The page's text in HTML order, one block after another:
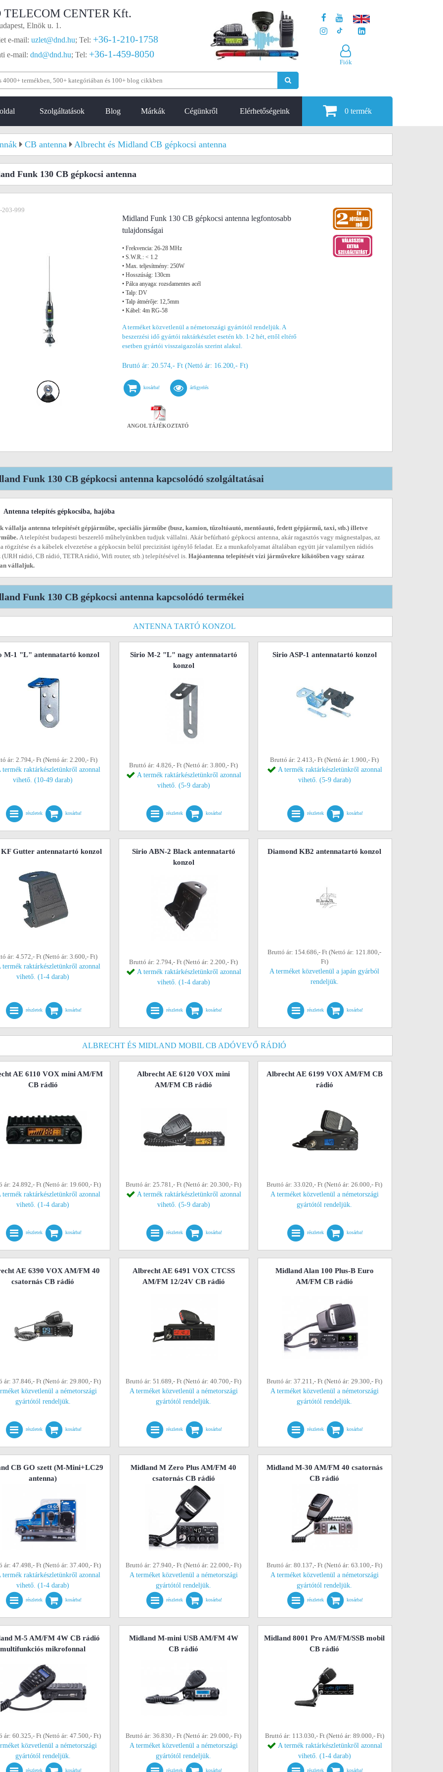
TELECOM CENTER Kft.
Elnök u. 1.
e-mail: uzlet@dnd.hu; Tel: +36-1-210-1758
e-mail: dnd@dnd.hu; Tel: +36-1-459-8050
Fiók
Szolgáltatások Blog Márkák Cégünkről Elérhetőségeink 0 termék
CB antenna Albrecht és Midland CB gépkocsi antenna
Funk 130 CB gépkocsi antenna
999
Midland Funk 130 CB gépkocsi antenna legfontosabb
tulajdonságai
• Frekvencia: 26-28 MHz
• S.W.R.: < 1.2
• Max. teljesítmény: 250W
• Hosszúság: 130cm
• Pálca anyaga: rozsdamentes acél
• Talp: DV
• Talp átmérője: 12,5mm
• Kábel: 4m RG-58
A terméket közvetlenül a németországi gyártótól rendeljük. A
beszerzési idő gyártói raktárkészlet esetén kb. 1-2 hét, ettől eltérő
esetben gyártói visszaigazolás szerint alakul.
Bruttó ár: 20.574,- Ft (Nettó ár: 16.200,- Ft)
kosárba! árfigyelés
ANGOL TÁJÉKOZTATÓ
Funk 130 CB gépkocsi antenna kapcsolódó szolgáltatásai
Antenna telepítés gépkocsiba, hajóba
vállalja antenna telepítését gépjárműbe, speciális járműbe (busz, kamion, tűzoltóautó, mentőautó, fedett gépjármű, taxi, stb.) illetve
A telepítést budapesti beszerelő műhelyünkben tudjuk vállalni. Akár befúrható gépkocsi antenna, akár ragasztós vagy mágnestalpas, az
rögzítése és a kábelek elvezetése a gépkocsin belül precizitást igénylő feladat. Ez a munkafolyamat általában együtt jár valamilyen rádiós
(URH rádió, CB rádió, TETRA rádió, Wifi router, stb.) telepítésével is. Hajóantenna telepítését vízi járművekre kikötőben vagy száraz
vállaljuk.
Funk 130 CB gépkocsi antenna kapcsolódó termékei
ANTENNA TARTÓ KONZOL
M-1 "L" antennatartó konzol
ár: 2.794,- Ft (Nettó ár: 2.200,- Ft)
termék raktárkészletünkről azonnal
vihető. (10-49 darab)
részletek kosárba!
Sirio M-2 "L" nagy antennatartó
konzol
Bruttó ár: 4.826,- Ft (Nettó ár: 3.800,- Ft)
A termék raktárkészletünkről azonnal
vihető. (5-9 darab)
részletek kosárba!
Sirio ASP-1 antennatartó konzol
Bruttó ár: 2.413,- Ft (Nettó ár: 1.900,- Ft)
A termék raktárkészletünkről azonnal
vihető. (5-9 darab)
részletek kosárba!
Gutter antennatartó konzol
ár: 4.572,- Ft (Nettó ár: 3.600,- Ft)
termék raktárkészletünkről azonnal
vihető. (1-4 darab)
részletek kosárba!
Sirio ABN-2 Black antennatartó
konzol
Bruttó ár: 2.794,- Ft (Nettó ár: 2.200,- Ft)
A termék raktárkészletünkről azonnal
vihető. (1-4 darab)
részletek kosárba!
Diamond KB2 antennatartó konzol
Bruttó ár: 154.686,- Ft (Nettó ár: 121.800,-
Ft)
A terméket közvetlenül a japán gyárból
rendeljük.
részletek kosárba!
ALBRECHT ÉS MIDLAND MOBIL CB ADÓVEVŐ RÁDIÓ
AE 6110 VOX mini AM/FM
CB rádió
ár: 24.892,- Ft (Nettó ár: 19.600,- Ft)
termék raktárkészletünkről azonnal
vihető. (1-4 darab)
részletek kosárba!
Albrecht AE 6120 VOX mini
AM/FM CB rádió
Bruttó ár: 25.781,- Ft (Nettó ár: 20.300,- Ft)
A termék raktárkészletünkről azonnal
vihető. (5-9 darab)
részletek kosárba!
Albrecht AE 6199 VOX AM/FM CB
rádió
Bruttó ár: 33.020,- Ft (Nettó ár: 26.000,- Ft)
A terméket közvetlenül a németországi
gyártótól rendeljük.
részletek kosárba!
AE 6390 VOX AM/FM 40
csatornás CB rádió
ár: 37.846,- Ft (Nettó ár: 29.800,- Ft)
közvetlenül a németországi
gyártótól rendeljük.
részletek kosárba!
Albrecht AE 6491 VOX CTCSS
AM/FM 12/24V CB rádió
Bruttó ár: 51.689,- Ft (Nettó ár: 40.700,- Ft)
A terméket közvetlenül a németországi
gyártótól rendeljük.
részletek kosárba!
Midland Alan 100 Plus-B Euro
AM/FM CB rádió
Bruttó ár: 37.211,- Ft (Nettó ár: 29.300,- Ft)
A terméket közvetlenül a németországi
gyártótól rendeljük.
részletek kosárba!
CB GO szett (M-Mini+LC29
antenna)
ár: 47.498,- Ft (Nettó ár: 37.400,- Ft)
termék raktárkészletünkről azonnal
vihető. (1-4 darab)
részletek kosárba!
Midland M Zero Plus AM/FM 40
csatornás CB rádió
Bruttó ár: 27.940,- Ft (Nettó ár: 22.000,- Ft)
A terméket közvetlenül a németországi
gyártótól rendeljük.
részletek kosárba!
Midland M-30 AM/FM 40 csatornás
CB rádió
Bruttó ár: 80.137,- Ft (Nettó ár: 63.100,- Ft)
A terméket közvetlenül a németországi
gyártótól rendeljük.
részletek kosárba!
M-5 AM/FM 4W CB rádió
multifunkciós mikrofonnal
ár: 60.325,- Ft (Nettó ár: 47.500,- Ft)
közvetlenül a németországi
gyártótól rendeljük.
részletek kosárba!
Midland M-mini USB AM/FM 4W
CB rádió
Bruttó ár: 36.830,- Ft (Nettó ár: 29.000,- Ft)
A terméket közvetlenül a németországi
gyártótól rendeljük.
részletek kosárba!
Midland 8001 Pro AM/FM/SSB mobil
CB rádió
Bruttó ár: 113.030,- Ft (Nettó ár: 89.000,- Ft)
A termék raktárkészletünkről azonnal
vihető. (1-4 darab)
részletek kosárba!